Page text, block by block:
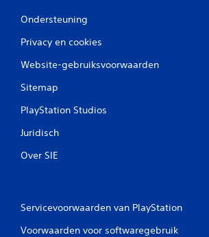
Ondersteuning
Privacy en cookies
Website-gebruiksvoorwaarden
Sitemap
PlayStation Studios
Juridisch
Over SIE
Servicevoorwaarden van PlayStation
Voorwaarden voor softwaregebruik